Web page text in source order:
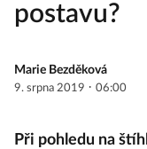
postavu?
Marie Bezděková
9. srpna 2019 · 06:00
Při pohledu na